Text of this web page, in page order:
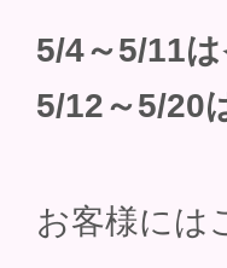
5/4～5/11
5/12～5/20
お客様には